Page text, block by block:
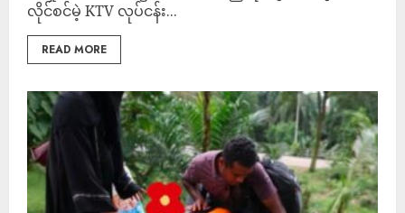
လိုင်စင်မဲ့ KTV လုပ်ငန်း...
READ MORE